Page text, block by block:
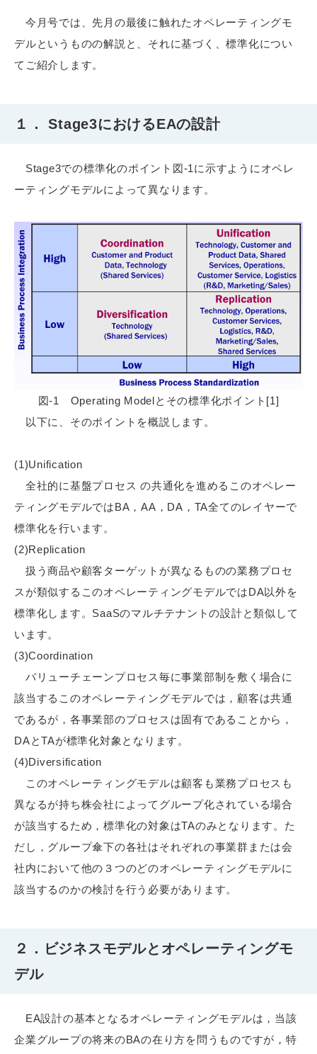
今月号では、先月の最後に触れたオペレーティングモ
デルというものの解説と、それに基づく、標準化につい
てご紹介します。
１． Stage3におけるEAの設計
Stage3での標準化のポイント図-1に示すようにオペレ
ーティングモデルによって異なります。
図-1 Operating Modelとその標準化ポイント[1]
以下に、そのポイントを概説します。
(1)Unification
全社的に基盤プロセス の共通化を進めるこのオペレー
ティングモデルではBA，AA，DA，TA全てのレイヤーで
標準化を行います。
(2)Replication
扱う商品や顧客ターゲットが異なるものの業務プロセ
スが類似するこのオペレーティングモデルではDA以外を
標準化します。SaaSのマルチテナントの設計と類似して
います。
(3)Coordination
バリューチェーンプロセス毎に事業部制を敷く場合に
該当するこのオペレーティングモデルでは，顧客は共通
であるが，各事業部のプロセスは固有であることから，
DAとTAが標準化対象となります。
(4)Diversification
このオペレーティングモデルは顧客も業務プロセスも
異なるが持ち株会社によってグループ化されている場合
が該当するため，標準化の対象はTAのみとなります。た
だし，グループ傘下の各社はそれぞれの事業群または会
社内において他の３つのどのオペレーティングモデルに
該当するのかの検討を行う必要があります。
２．ビジネスモデルとオペレーティングモ
デル
EA設計の基本となるオペレーティングモデルは，当該
企業グループの将来のBAの在り方を問うものですが，特